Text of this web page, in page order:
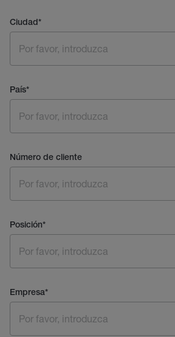
Ciudad*
País*
Número de cliente
Posición*
Empresa*